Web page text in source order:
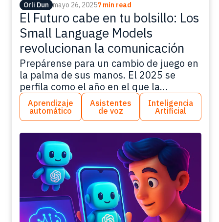
Orli Dun mayo 26, 20257 min read
El Futuro cabe en tu bolsillo: Los
Small Language Models
revolucionan la comunicación
Prepárense para un cambio de juego en
la palma de sus manos. El 2025 se
perfila como el año en el que la
inteligencia artificial se transforma de
una maravilla en la nube a un
compañero inteligente local. Con la
integración de Small Language Models,
o lo que también puedes conocer como
SLMs para smartphones,…Lee más
Aprendizaje
automático
Asistentes
de voz
Inteligencia
Artificial